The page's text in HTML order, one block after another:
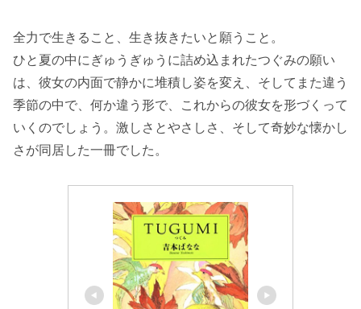
全力で生きること、生き抜きたいと願うこと。
ひと夏の中にぎゅうぎゅうに詰め込まれたつぐみの願い
は、彼女の内面で静かに堆積し姿を変え、そしてまた違う
季節の中で、何か違う形で、これからの彼女を形づくって
いくのでしょう。激しさとやさしさ、そして奇妙な懐かし
さが同居した一冊でした。